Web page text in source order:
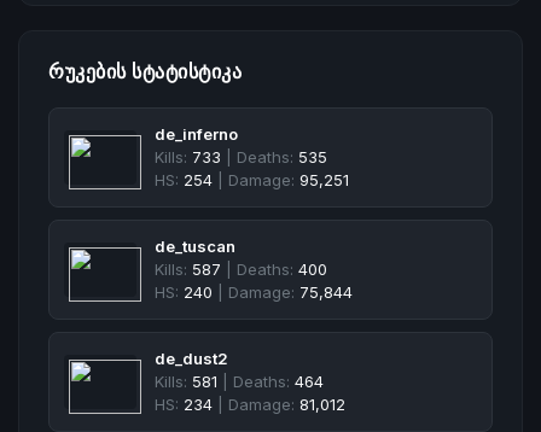
ᲠᲣᲙᲔᲑᲘᲡ ᲡᲢᲐᲢᲘᲡᲢᲘᲙᲐ
de_inferno
Kills: 733 | Deaths: 535
HS: 254 | Damage: 95,251
de_tuscan
Kills: 587 | Deaths: 400
HS: 240 | Damage: 75,844
de_dust2
Kills: 581 | Deaths: 464
HS: 234 | Damage: 81,012